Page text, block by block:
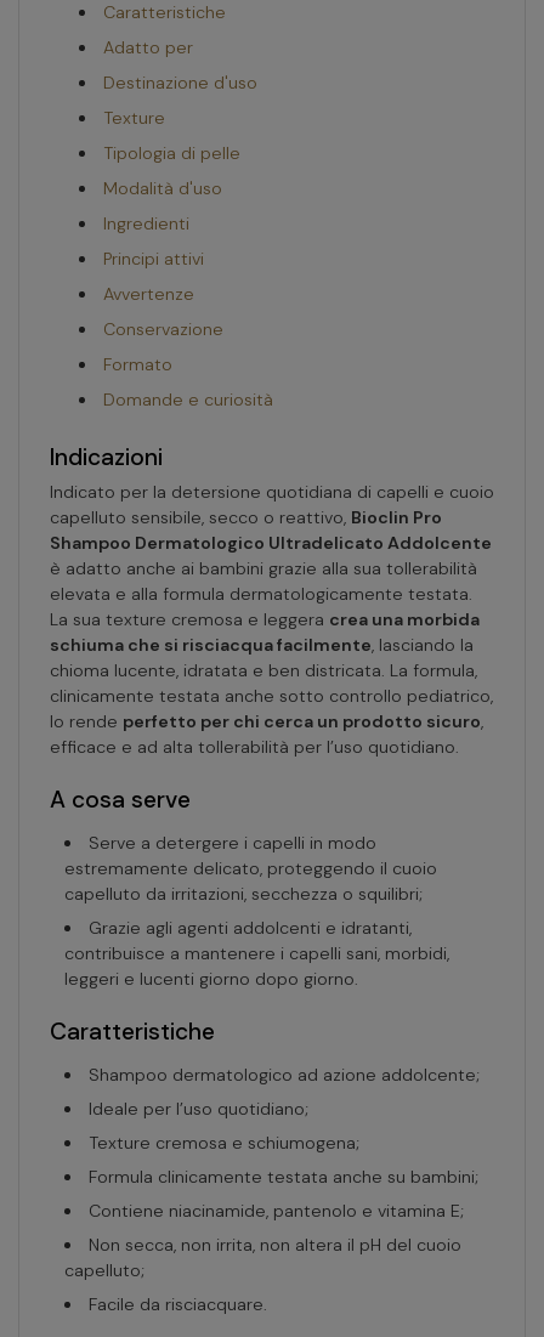
Caratteristiche
Adatto per
Destinazione d'uso
Texture
Tipologia di pelle
Modalità d'uso
Ingredienti
Principi attivi
Avvertenze
Conservazione
Formato
Domande e curiosità
Indicazioni
Indicato per la detersione quotidiana di capelli e cuoio
capelluto sensibile, secco o reattivo, Bioclin Pro
Shampoo Dermatologico Ultradelicato Addolcente
è adatto anche ai bambini grazie alla sua tollerabilità
elevata e alla formula dermatologicamente testata.
La sua texture cremosa e leggera crea una morbida
schiuma che si risciacqua facilmente, lasciando la
chioma lucente, idratata e ben districata. La formula,
clinicamente testata anche sotto controllo pediatrico,
lo rende perfetto per chi cerca un prodotto sicuro,
efficace e ad alta tollerabilità per l’uso quotidiano.
A cosa serve
Serve a detergere i capelli in modo
estremamente delicato, proteggendo il cuoio
capelluto da irritazioni, secchezza o squilibri;
Grazie agli agenti addolcenti e idratanti,
contribuisce a mantenere i capelli sani, morbidi,
leggeri e lucenti giorno dopo giorno.
Caratteristiche
Shampoo dermatologico ad azione addolcente;
Ideale per l’uso quotidiano;
Texture cremosa e schiumogena;
Formula clinicamente testata anche su bambini;
Contiene niacinamide, pantenolo e vitamina E;
Non secca, non irrita, non altera il pH del cuoio
capelluto;
Facile da risciacquare.